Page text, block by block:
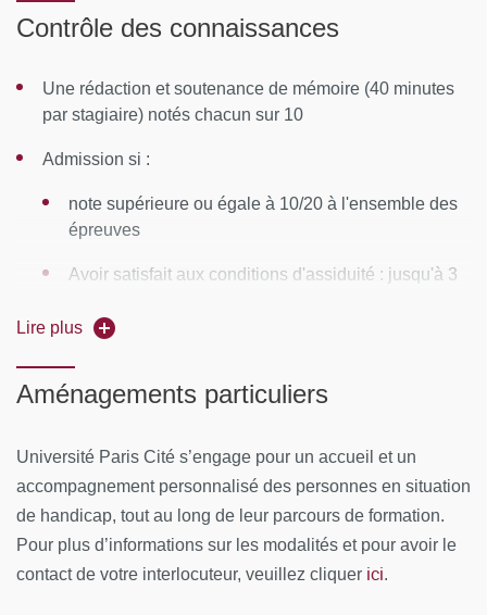
et/ou 2 séminaires (12h entre janvier et novembre)
Module n°1 : Bases théoriques de la médiation en santé
Module n°2 : La médiation en santé adapté à des terrains
et des problématiques spécifiques
Option 2 : Le pouvoir du récit dans la rencontre
interculturelle
Option 3 : Approche de la psychiatrie transculturelle
Option 4 : Séminaire "école"
Option 5 : Séminaire " vulnérabilités et approche
transculturelle "
MOYENS PÉDAGOGIQUES ET TECHNIQUES
Contrôle des connaissances
Une rédaction et soutenance de mémoire (40 minutes
par stagiaire) notés chacun sur 10
Admission si :
note supérieure ou égale à 10/20 à l'ensemble des
épreuves
Avoir satisfait aux conditions d'assiduité : jusqu'à 3
Avoir validé le stage (perte de 0.5 points sur la note
finale par tranche de 2 heures de stage non
effectuée)
Lire plus
Aménagements particuliers
Université Paris Cité s’engage pour un accueil et un
accompagnement personnalisé des personnes en situation
de handicap, tout au long de leur parcours de formation.
Pour plus d’informations sur les modalités et pour avoir le
contact de votre interlocuteur, veuillez cliquer ici.